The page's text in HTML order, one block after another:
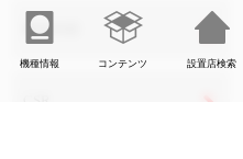
機種情報 コンテンツ 設置店検索
事業内容